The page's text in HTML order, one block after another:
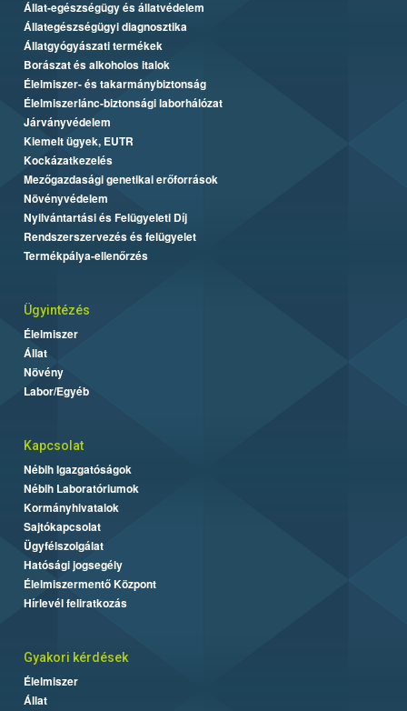
Állat-egészségügy és állatvédelem
Állategészségügyi diagnosztika
Állatgyógyászati termékek
Borászat és alkoholos italok
Élelmiszer- és takarmánybiztonság
Élelmiszerlánc-biztonsági laborhálózat
Járványvédelem
Kiemelt ügyek, EUTR
Kockázatkezelés
Mezőgazdasági genetikai erőforrások
Növényvédelem
Nyilvántartási és Felügyeleti Díj
Rendszerszervezés és felügyelet
Termékpálya-ellenőrzés
Ügyintézés
Élelmiszer
Állat
Növény
Labor/Egyéb
Kapcsolat
Nébih Igazgatóságok
Nébih Laboratóriumok
Kormányhivatalok
Sajtókapcsolat
Ügyfélszolgálat
Hatósági jogsegély
Élelmiszermentő Központ
Hírlevél feliratkozás
Gyakori kérdések
Élelmiszer
Állat